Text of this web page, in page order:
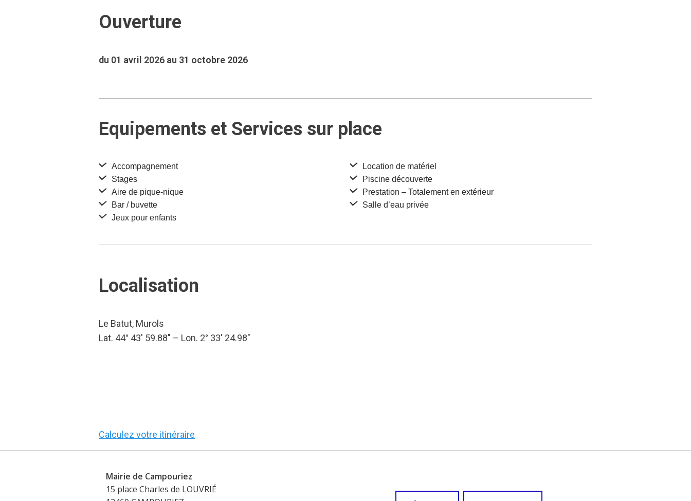
Ouverture
du 01 avril 2026 au 31 octobre 2026
Equipements et Services sur place
Accompagnement
Stages
Aire de pique-nique
Bar / buvette
Jeux pour enfants
Location de matériel
Piscine découverte
Prestation – Totalement en extérieur
Salle d’eau privée
Localisation
Le Batut, Murols
Lat. 44° 43′ 59.88″ – Lon. 2° 33′ 24.98″
Calculez votre itinéraire
Mairie de Campouriez
15 place Charles de LOUVRIÉ